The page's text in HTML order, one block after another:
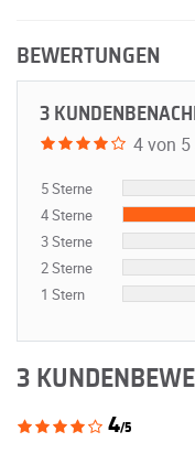
BEWERTUNGEN
3
4 von 5
5 Sterne
4 Sterne
3 Sterne
2 Sterne
1 Stern
3
4/5